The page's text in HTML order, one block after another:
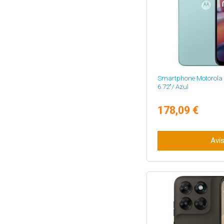
Smartphone Motorola
6.72"/ Azul
178,09 €